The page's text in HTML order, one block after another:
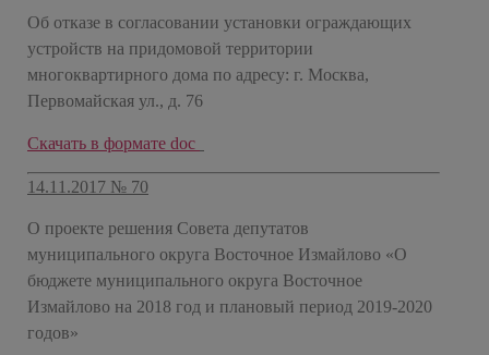
Об отказе в согласовании установки ограждающих
устройств на придомовой территории
многоквартирного дома по адресу: г. Москва,
Первомайская ул., д. 76
Скачать в формате doc
14.11.2017 № 70
О проекте решения Совета депутатов
муниципального округа Восточное Измайлово «О
бюджете муниципального округа Восточное
Измайлово на 2018 год и плановый период 2019-2020
годов»